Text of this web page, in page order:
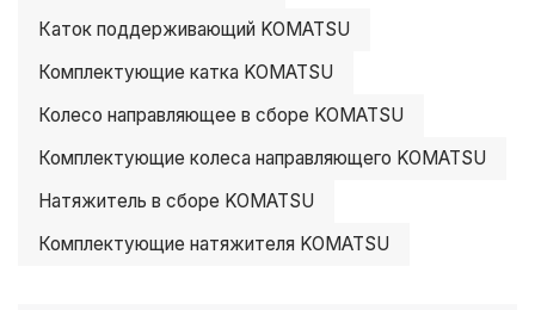
Каток поддерживающий KOMATSU
Комплектующие катка KOMATSU
Колесо направляющее в сборе KOMATSU
Комплектующие колеса направляющего KOMATSU
Натяжитель в сборе KOMATSU
Комплектующие натяжителя KOMATSU